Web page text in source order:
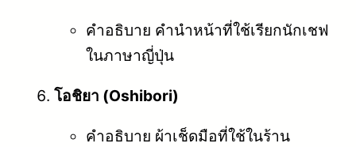
คำอธิบาย คำนำหน้าที่ใช้เรียกนักเชฟ
ในภาษาญี่ปุ่น
โอชิยา (Oshibori)
คำอธิบาย ผ้าเช็ดมือที่ใช้ในร้าน